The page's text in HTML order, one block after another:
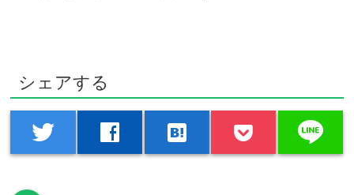
シェアする
twitter facebook hatenabookmark line